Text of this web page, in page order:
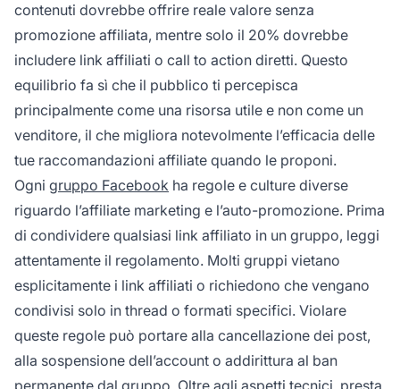
contenuti dovrebbe offrire reale valore senza
promozione affiliata, mentre solo il 20% dovrebbe
includere link affiliati o call to action diretti. Questo
equilibrio fa sì che il pubblico ti percepisca
principalmente come una risorsa utile e non come un
venditore, il che migliora notevolmente l’efficacia delle
tue raccomandazioni affiliate quando le proponi.
Ogni gruppo Facebook ha regole e culture diverse
riguardo l’affiliate marketing e l’auto-promozione. Prima
di condividere qualsiasi link affiliato in un gruppo, leggi
attentamente il regolamento. Molti gruppi vietano
esplicitamente i link affiliati o richiedono che vengano
condivisi solo in thread o formati specifici. Violare
queste regole può portare alla cancellazione dei post,
alla sospensione dell’account o addirittura al ban